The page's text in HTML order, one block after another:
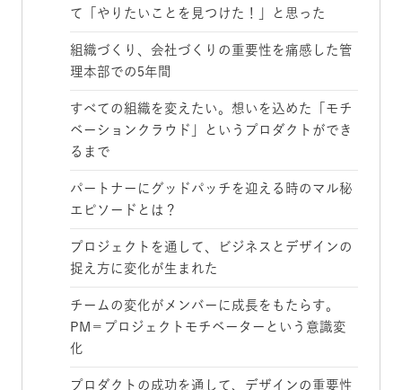
て「やりたいことを見つけた！」と思った
組織づくり、会社づくりの重要性を痛感した管
理本部での5年間
すべての組織を変えたい。想いを込めた「モチ
ベーションクラウド」というプロダクトができ
るまで
パートナーにグッドパッチを迎える時のマル秘
エピソードとは？
プロジェクトを通して、ビジネスとデザインの
捉え方に変化が生まれた
チームの変化がメンバーに成長をもたらす。
PM＝プロジェクトモチベーターという意識変
化
プロダクトの成功を通して、デザインの重要性